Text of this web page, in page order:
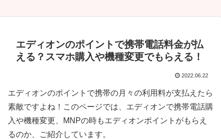
エディオンのポイントで携帯電話料金が払
える？スマホ購入や機種変更でもらえる！
2022.06.22
エディオンのポイントで携帯の月々の利用料が支払えたら
素敵ですよね！このページでは、エディオンで携帯電話購
入や機種変更、MNPの時もエディオンポイントがもらえ
るのか、ご紹介しています。